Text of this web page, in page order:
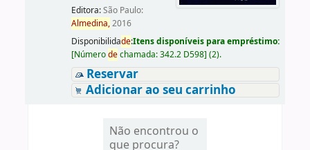
Editora:São Paulo:
Almedina,2016
Disponibilidade:Itens disponíveis para empréstimo:
[Númerodechamada:342.2 D598] (2).
Reservar
Adicionar ao seu carrinho
Não encontrou o
que procura?